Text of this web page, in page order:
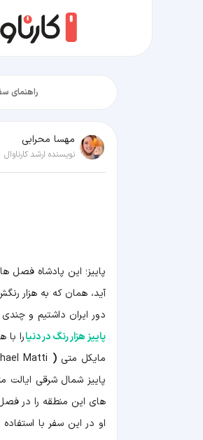
راهنمای
مهسا محرابی
نویسنده ارشد کارناوال
پاییز؛ این پادشاه فصل
آید، همان که به هزار
دور ایران داشتیم و چندی
پاییز هزار رنگ در دنیارا
مایکل متی(
پاییز شمال شرقی
های این منطقه را در